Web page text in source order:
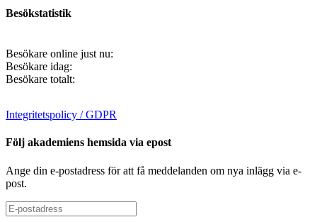
Besökstatistik
Besökare online just nu:
Besökare idag:
Besökare totalt:
Integritetspolicy / GDPR
Följ akademiens hemsida via epost
Ange din e-postadress för att få meddelanden om nya inlägg via e-
post.
E-
postadress